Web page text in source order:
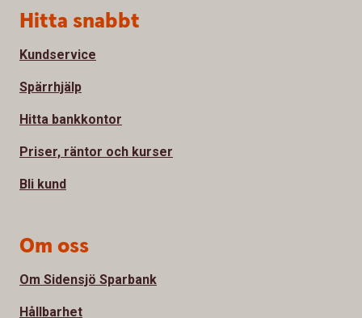
Sidfot
Hitta snabbt
Kundservice
Spärrhjälp
Hitta bankkontor
Priser, räntor och kurser
Bli kund
Om oss
Om Sidensjö Sparbank
Hållbarhet